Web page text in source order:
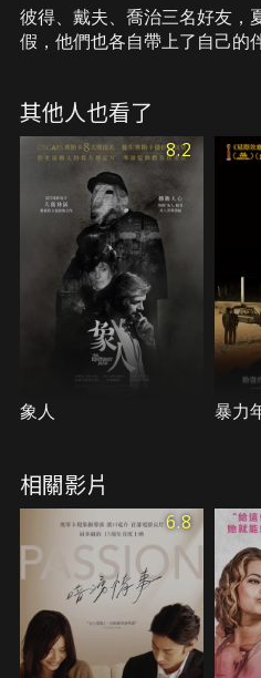
彼得、戴夫、喬治三名好友，
假，他們也各自帶上了自己的
年後彼得找上心理醫生戈登傾
當初的友誼。
其他人也看了
8.2
象人 暴力
相關影片
6.8